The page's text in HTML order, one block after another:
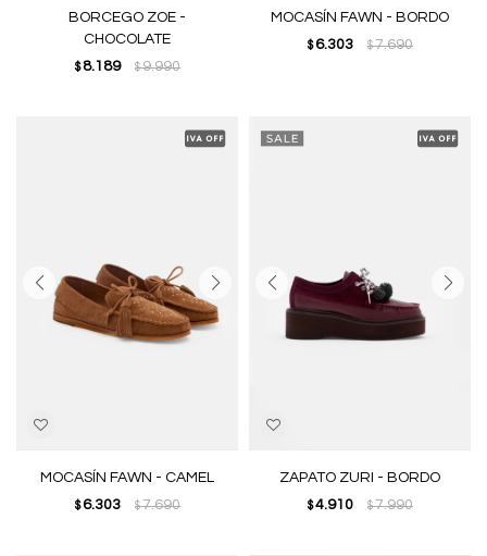
BORCEGO ZOE -
CHOCOLATE
$ 8.189 $9.990
MOCASÍN FAWN - BORDO
$ 6.303 $7.690
MOCASÍN FAWN - CAMEL
$ 6.303 $7.690
ZAPATO ZURI - BORDO
$ 4.910 $7.990